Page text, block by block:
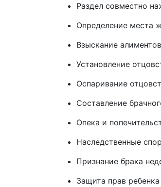
Раздел совместно
Определение места
Взыскание алиментов
Установление
Оспаривание
Составление
Опека и
Наследственные
Признание брака
Защита прав ребенка